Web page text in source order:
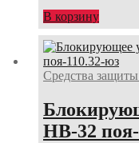
В корзину
Средства
НВ-32